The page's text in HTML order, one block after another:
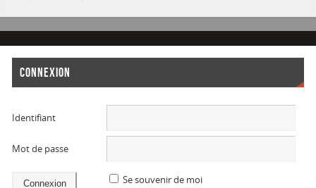
CONNEXION
Identifiant
Mot de passe
Se souvenir de moi